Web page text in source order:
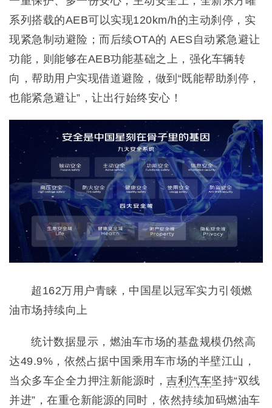
系列搭载的AEB可以实现120km/h的主动刹停，实
现紧急制动避险；而后续OTA的 AES自动紧急避让
功能，则能够在AEB功能基础之上，强化车辆转
向，帮助用户实现借道避险，做到“既能帮助刹停，
也能紧急避让”，让出行始终安心！
超162万用户青睐，中国星以冠军实力引领燃
油市场持续向上
统计数据显示，燃油车市场的基盘规模仍然高
达49.9%，依然占据中国乘用车市场的半壁江山，
当众多车企全力押注新能源时， 吉利汽车坚持“双线
并进”，在重仓新能源的同时，依然持续加码燃油车